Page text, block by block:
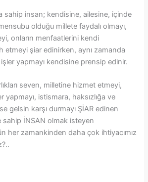
sahip insan; kendisine, ailesine, içinde
olduğu millete faydalı olmayı,
onların menfaatlerini kendi
etmeyi şiar edinirken, aynı zamanda
işler yapmayı kendisine prensip edinir.
seven, milletine hizmet etmeyi,
yapmayı, istismara, haksızlığa ve
gelsin karşı durmayı ŞİAR edinen
İNSAN olmak isteyen
her zamankinden daha çok ihtiyacımız